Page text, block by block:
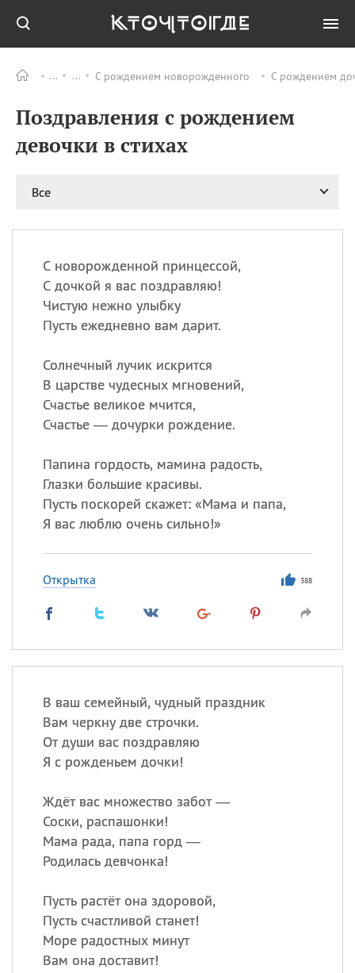
С рождением новорожденного С рождением
Поздравления с рождением
девочки в стихах
Все
С новорожденной принцессой,
С дочкой я вас поздравляю!
Чистую нежно улыбку
Пусть ежедневно вам дарит.
Солнечный лучик искрится
В царстве чудесных мгновений,
Счастье великое мчится,
Счастье — дочурки рождение.
Папина гордость, мамина радость,
Глазки большие красивы.
Пусть поскорей скажет: «Мама и папа,
Я вас люблю очень сильно!»
Открытка 388
В ваш семейный, чудный праздник
Вам черкну две строчки.
От души вас поздравляю
Я с рожденьем дочки!
Ждёт вас множество забот —
Соски, распашонки!
Мама рада, папа горд —
Родилась девчонка!
Пусть растёт она здоровой,
Пусть счастливой станет!
Море радостных минут
Вам она доставит!
ПРАЗДНИКИ Все
08.08 День «Счастье
случается» (Happiness
великомученика
покровителя всех
врачей и целителя
09.08 День книголюбов (Book
ИМЕНА
Сегодня празднуют именины
Александр,Макар
Анна
Посмотреть значениеи